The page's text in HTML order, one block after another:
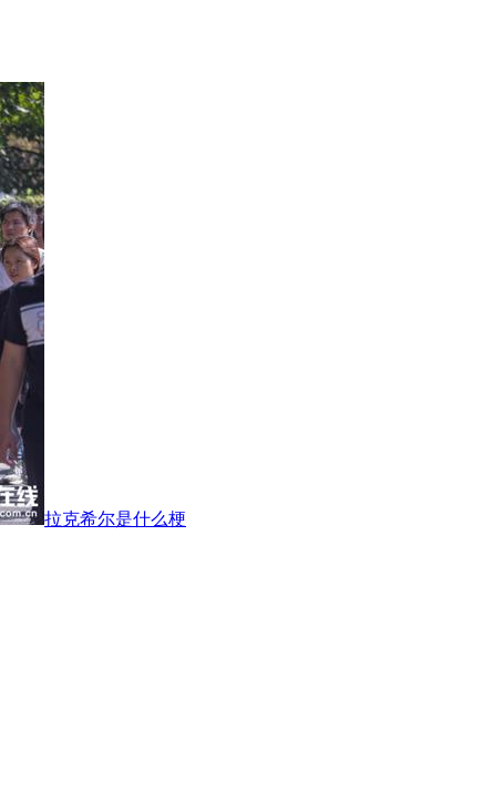
拉克希尔是什么梗